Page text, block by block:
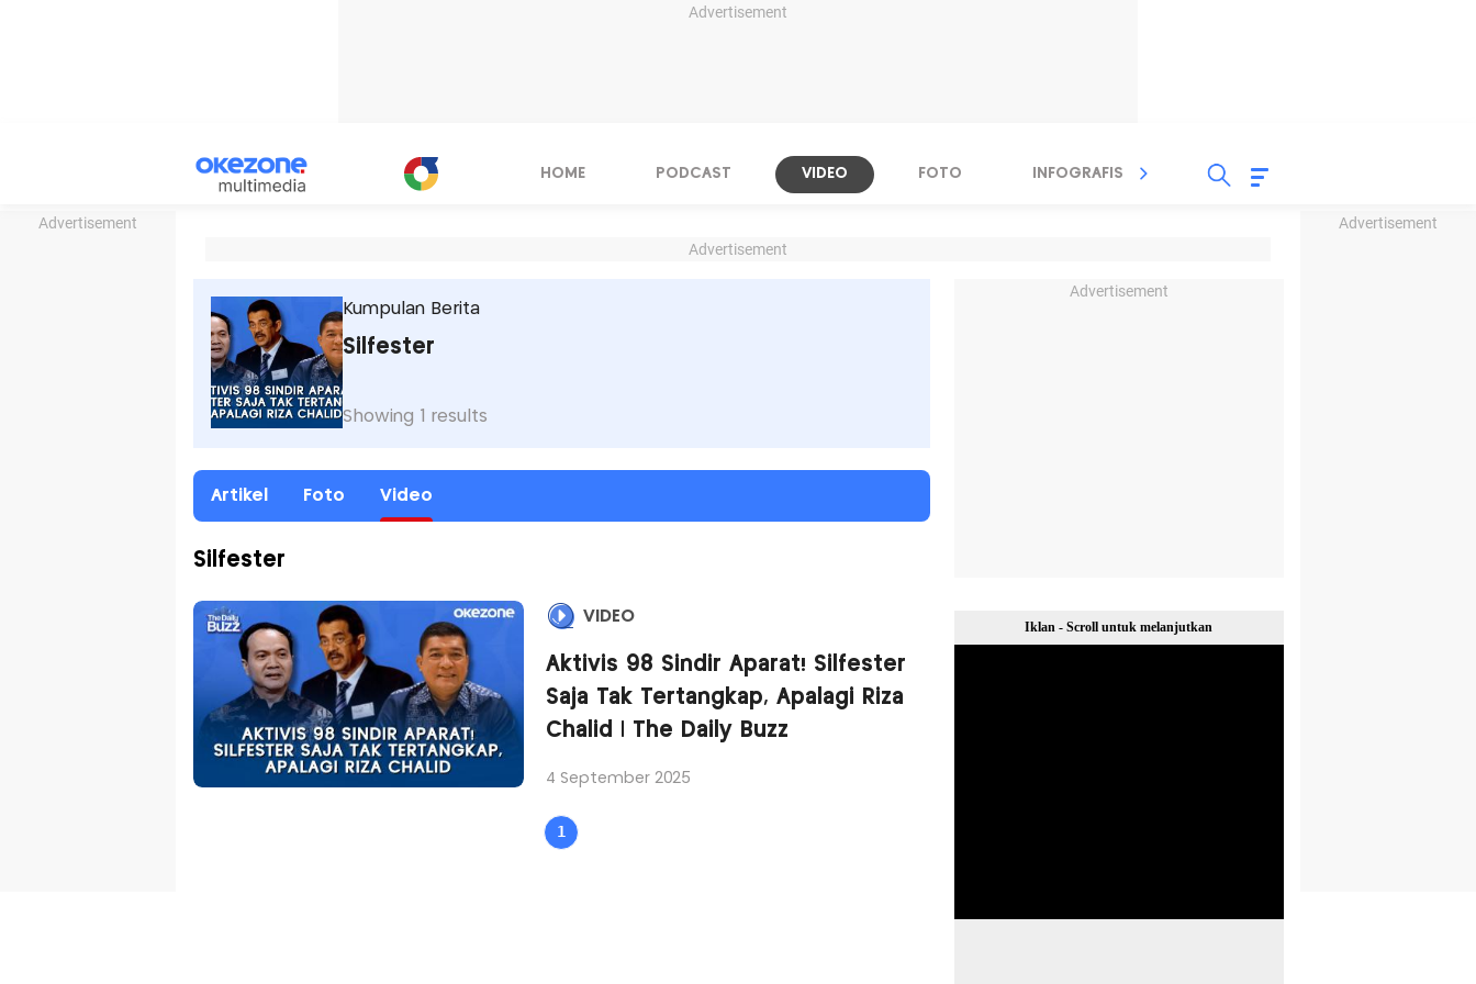
Advertisement
Advertisement Advertisement
HOME PODCAST VIDEO FOTO INFOGRAFIS TV STREAMING
Advertisement
Kumpulan Berita
Silfester
Showing 1 results
Artikel Foto Video
Silfester
VIDEO
Aktivis 98 Sindir Aparat! Silfester
Saja Tak Tertangkap, Apalagi Riza
Chalid | The Daily Buzz
4 September 2025
1
Advertisement
Iklan - Scroll untuk melanjutkan